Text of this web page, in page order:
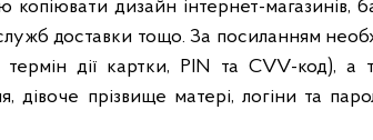
дизайн інтернет-магазинів,
доставки тощо. За посиланням
термін дії картки, PIN та СVV-код), а
прізвище матері, логіни та